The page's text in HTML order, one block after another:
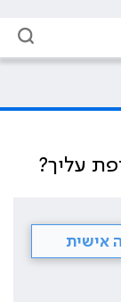
עליך?
אישית